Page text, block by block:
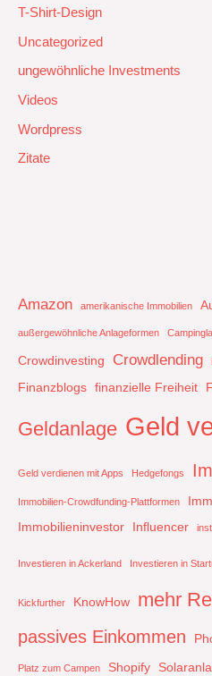
T-Shirt-Design
Uncategorized
ungewöhnliche Investments
Videos
Wordpress
Zitate
Amazon amerikanische Immobilien
außergewöhnliche Anlageformen
Crowdinvesting
Crowdlending
Finanzblogs finanzielle Freiheit
Geldanlage Geld
Geld verdienen mit Apps Hedgefongs
Immobilien-Crowdfunding-Plattformen
Immobilieninvestor
Influencer
Investieren in Ackerland Investieren in
Kickfurther KnowHow mehr
passives Einkommen
Platz zum Campen Shopify